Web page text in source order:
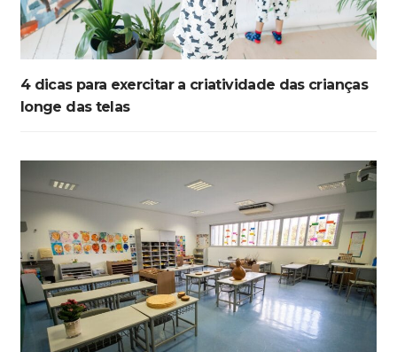
4 dicas para exercitar a criatividade das crianças
longe das telas